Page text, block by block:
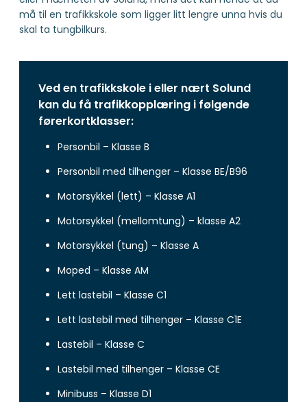
må til en trafikkskole som ligger litt lengre unna hvis du
skal ta tungbilkurs.
Ved en trafikkskole i eller nært Solund
kan du få trafikkopplæring i følgende
førerkortklasser:
Personbil – Klasse B
Personbil med tilhenger – Klasse BE/B96
Motorsykkel (lett) – Klasse A1
Motorsykkel (mellomtung) – klasse A2
Motorsykkel (tung) – Klasse A
Moped – Klasse AM
Lett lastebil – Klasse C1
Lett lastebil med tilhenger – Klasse C1E
Lastebil – Klasse C
Lastebil med tilhenger – Klasse CE
Minibuss – Klasse D1